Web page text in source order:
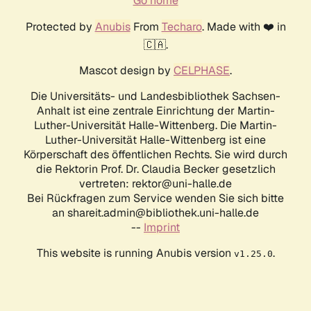
Protected by AnubisFrom Techaro. Made with ❤️ in
🇨🇦.
Mascot design by CELPHASE.
Die Universitäts- und Landesbibliothek Sachsen-
Anhalt ist eine zentrale Einrichtung der Martin-
Luther-Universität Halle-Wittenberg. Die Martin-
Luther-Universität Halle-Wittenberg ist eine
Körperschaft des öffentlichen Rechts. Sie wird durch
die Rektorin Prof. Dr. Claudia Becker gesetzlich
vertreten: rektor@uni-halle.de
Bei Rückfragen zum Service wenden Sie sich bitte
an shareit.admin@bibliothek.uni-halle.de
-- Imprint
This website is running Anubis version v1.25.0.